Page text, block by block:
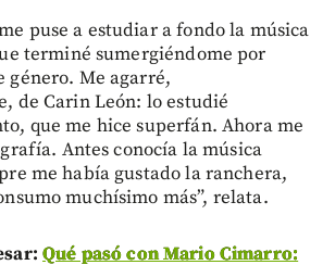
puse a estudiar a fondo la música
terminé sumergiéndome por
género. Me agarré,
de Carin León: lo estudié
que me hice superfán. Ahora me
Antes conocía la música
me había gustado la ranchera,
muchísimo más”, relata.
Qué pasó con Mario Cimarro: